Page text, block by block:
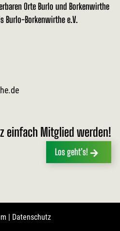
Orte Burlo und Borkenwirthe
Burlo-Borkenwirthe e.V.
einfach Mitglied werden!
Los geht’s!
| Datenschutz